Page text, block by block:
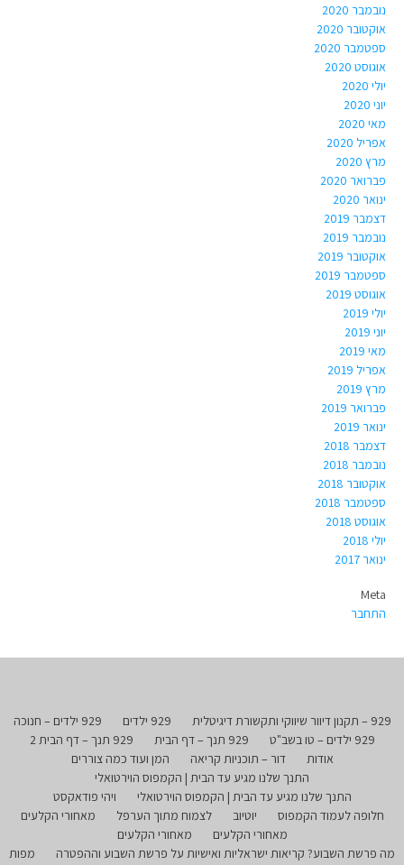
נובמבר 2020
אוקטובר 2020
ספטמבר 2020
אוגוסט 2020
יולי 2020
יוני 2020
מאי 2020
אפריל 2020
מרץ 2020
פברואר 2020
ינואר 2020
דצמבר 2019
נובמבר 2019
אוקטובר 2019
ספטמבר 2019
אוגוסט 2019
יולי 2019
יוני 2019
מאי 2019
אפריל 2019
מרץ 2019
פברואר 2019
ינואר 2019
דצמבר 2018
נובמבר 2018
אוקטובר 2018
ספטמבר 2018
אוגוסט 2018
יולי 2018
ינואר 2017
Meta
התחבר
929 – תקנון דיוור שיווקי ותקשורת דיגיטלית 929 ילדים
929 ילדים – חנוכה
929 ילדים – טו בשב"ט
929 תנך – דף הבית
929 תנך – דף הבית 2
אודות
דור – תוכניות קריאה
המן ועוד כמה צוררים
התנך שלנו מגיע עד הבית | הקמפוס הוירטואלי
התנך שלנו מגיע עד הבית | הקמפוס הוירטואלי
ויהי פודאקסט
חלופה לעמוד הקמפוס
יוטיוב לצמוח מתוך הערפל
מאחורי הקלעים
מאחורי הקלעים
מאחורי הקלעים
מה פרשת השבוע? קריאות ישראליות ואישיות על פרשת השבוע וההפטרה
מפות